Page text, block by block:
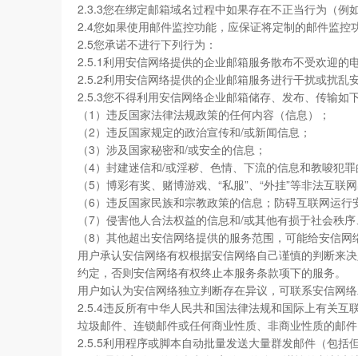
2.3.3您在绑定邮箱域名过程中如果存在不正当行为（例
2.4您如果使用邮件监控功能，应保证将定制的邮件监
2.5您承诺不进行下列行为：
2.5.1利用安信网络提供的企业邮箱服务散布不受欢迎的
2.5.2利用安信网络提供的企业邮箱服务进行干扰或扰乱
2.5.3您不得利用安信网络企业邮箱储存、发布、传输如
（1）违反国家法律法规政策的任何内容（信息）；
（2）违反国家规定的政治宣传和/或新闻信息；
（3）涉及国家秘密和/或安全的信息；
（4）封建迷信和/或淫秽、色情、下流的信息和教唆犯
（5）博彩有奖、赌博游戏、“私服”、“外挂”等非法互联
（6）违反国家民族和宗教政策的信息；防碍互联网运
（7）侵害他人合法权益的信息和/或其他有损于社会秩
（8）其他超出安信网络提供的服务范围，可能给安信
用户承认安信网络有权根据安信网络自己谨慎的判断来
约定，否则安信网络有权终止本服务条款项下的服务。
用户如认为安信网络独立判断存在异议，可联系安信网
2.5.4违反所有中华人民共和国法律法规和国际上有关互
垃圾邮件、连锁邮件或任何商业性质、非商业性质的邮
2.5.5利用程序或脚本自动批量发送大量群发邮件（包括